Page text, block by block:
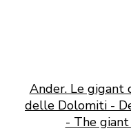
Ander. Le gigant
delle Dolomiti -
- The